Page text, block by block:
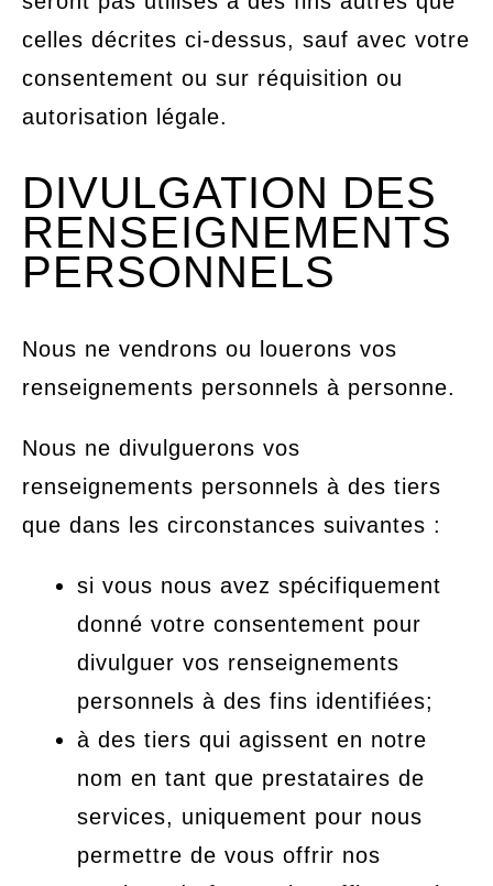
celles décrites ci-dessus, sauf avec votre
consentement ou sur réquisition ou
autorisation légale.
DIVULGATION DES
RENSEIGNEMENTS
PERSONNELS
Nous ne vendrons ou louerons vos
renseignements personnels à personne.
Nous ne divulguerons vos
renseignements personnels à des tiers
que dans les circonstances suivantes :
si vous nous avez spécifiquement
donné votre consentement pour
divulguer vos renseignements
personnels à des fins identifiées;
à des tiers qui agissent en notre
nom en tant que prestataires de
services, uniquement pour nous
permettre de vous offrir nos